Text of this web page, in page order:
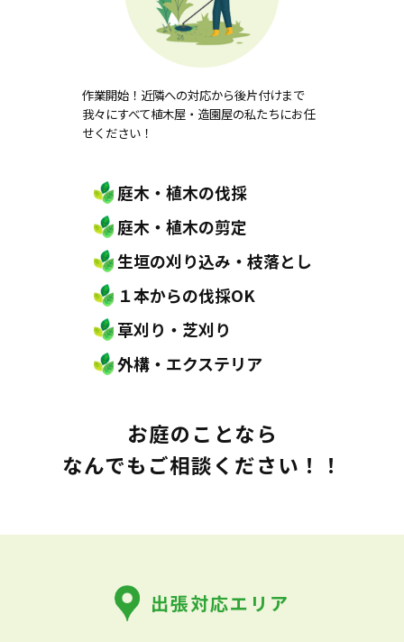
作業開始！近隣への対応から後片付けまで
我々にすべて植木屋・造園屋の私たちにお任
せください！
庭木・植木の伐採
庭木・植木の剪定
生垣の刈り込み・枝落とし
１本からの伐採OK
草刈り・芝刈り
外構・エクステリア
お庭のことなら
なんでもご相談ください！！
出張対応エリア